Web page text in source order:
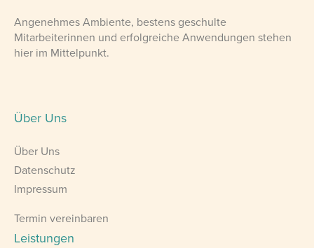
Angenehmes Ambiente, bestens geschulte
Mitarbeiterinnen und erfolgreiche Anwendungen stehen
hier im Mittelpunkt.
Über Uns
Über Uns
Datenschutz
Impressum
Termin vereinbaren
Leistungen